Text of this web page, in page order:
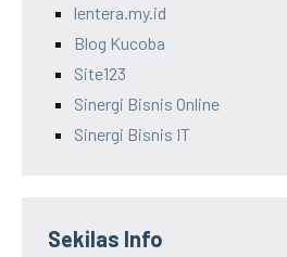
lentera.my.id
Blog Kucoba
Site123
Sinergi Bisnis Online
Sinergi Bisnis IT
Sekilas Info